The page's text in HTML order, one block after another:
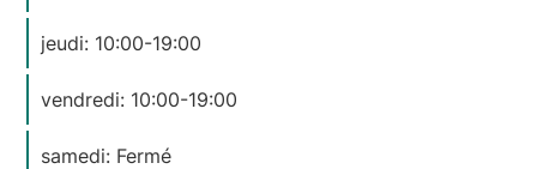
jeudi: 10:00-19:00
vendredi: 10:00-19:00
samedi: Fermé